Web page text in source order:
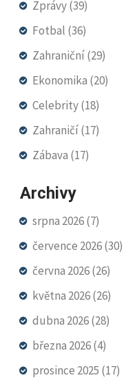
Zprávy(39)
Fotbal (36)
Zahraniční(29)
Ekonomika (20)
Celebrity(18)
Zahraničí(17)
Zábava (17)
Archivy
srpna 2026(7)
července 2026(30)
června 2026(26)
května 2026(26)
dubna 2026(28)
března 2026(4)
prosince 2025 (17)